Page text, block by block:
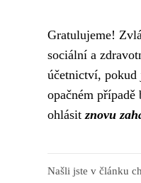
Gratulujeme!
sociální a
účetnictví, pokud
opačném
ohlásitznovu
Našli jste v článku